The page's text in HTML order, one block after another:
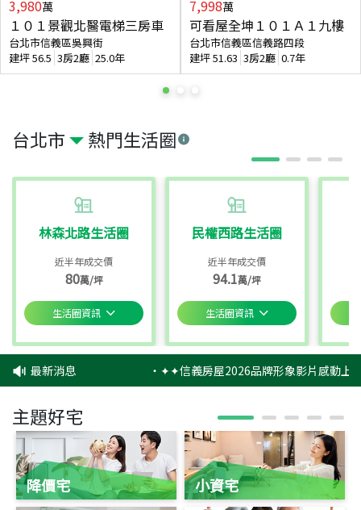
台北市 熱門生活圈
林森北路生活圈
近半年成交價
80萬/坪
生活圈資訊
民權西路生活圈
近半年成交價
94.1萬/坪
生活圈資訊
3,980萬
１０１景觀北醫電梯三房車
台北市信義區吳興街
建坪56.5 3房2廳 25.0年
7,998萬
可看屋全坤１０１Ａ１九樓
台北市信義區信義路四段
建坪51.63 3房2廳 0.7年
最新消息 ‧✦✦信義房屋2026品牌形象影片感動上
主題好宅
降價宅 小資宅